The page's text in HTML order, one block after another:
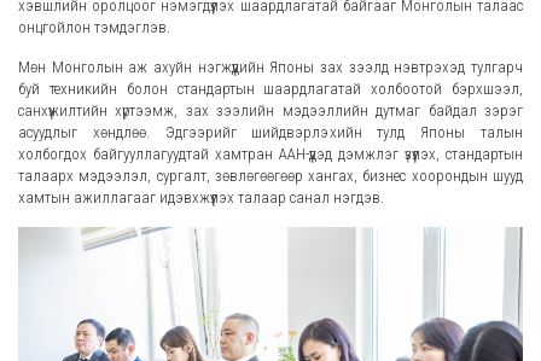
хэвшлийн оролцоог нэмэгдүүлэх шаардлагатай байгааг Монголын талаас
онцгойлон тэмдэглэв.
Мөн Монголын аж ахуйн нэгжүүдийн Японы зах зээлд нэвтрэхэд тулгарч
буй техникийн болон стандартын шаардлагатай холбоотой бэрхшээл,
санхүүжилтийн хүртээмж, зах зээлийн мэдээллийн дутмаг байдал зэрэг
асуудлыг хөндлөө. Эдгээрийг шийдвэрлэхийн тулд Японы талын
холбогдох байгууллагуудтай хамтран ААН-үүдэд дэмжлэг үзүүлэх, стандартын
талаарх мэдээлэл, сургалт, зөвлөгөөгөөр хангах, бизнес хоорондын шууд
хамтын ажиллагааг идэвхжүүлэх талаар санал нэгдэв.